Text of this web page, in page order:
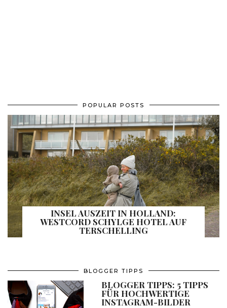
POPULAR POSTS
INSEL AUSZEIT IN HOLLAND:
WESTCORD SCHYLGE HOTEL AUF
TERSCHELLING
BLOGGER TIPPS
BLOGGER TIPPS: 5 TIPPS
FÜR HOCHWERTIGE
INSTAGRAM-BILDER